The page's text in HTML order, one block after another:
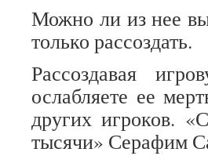
Можно ли из нее
только рассоздать.
Рассоздавая
ослабляете ее
других игроков.
тысячи» Серафим